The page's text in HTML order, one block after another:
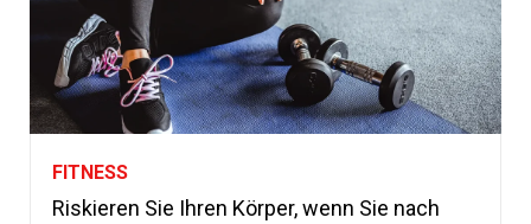
FITNESS
Riskieren Sie Ihren Körper, wenn Sie nach